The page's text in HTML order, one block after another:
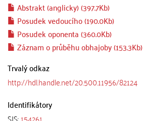
Abstrakt (anglicky) (397.7Kb)
Posudek vedoucího (190.0Kb)
Posudek oponenta (360.0Kb)
Záznam o průběhu obhajoby (153.3Kb)
Trvalý odkaz
http://hdl.handle.net/20.500.11956/82124
Identifikátory